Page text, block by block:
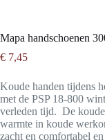
Mapa handschoenen
€ 7,45
Koude handen tijdens
met de PSP 18-800
verleden tijd. De
warmte in koude
zacht en comfortabel